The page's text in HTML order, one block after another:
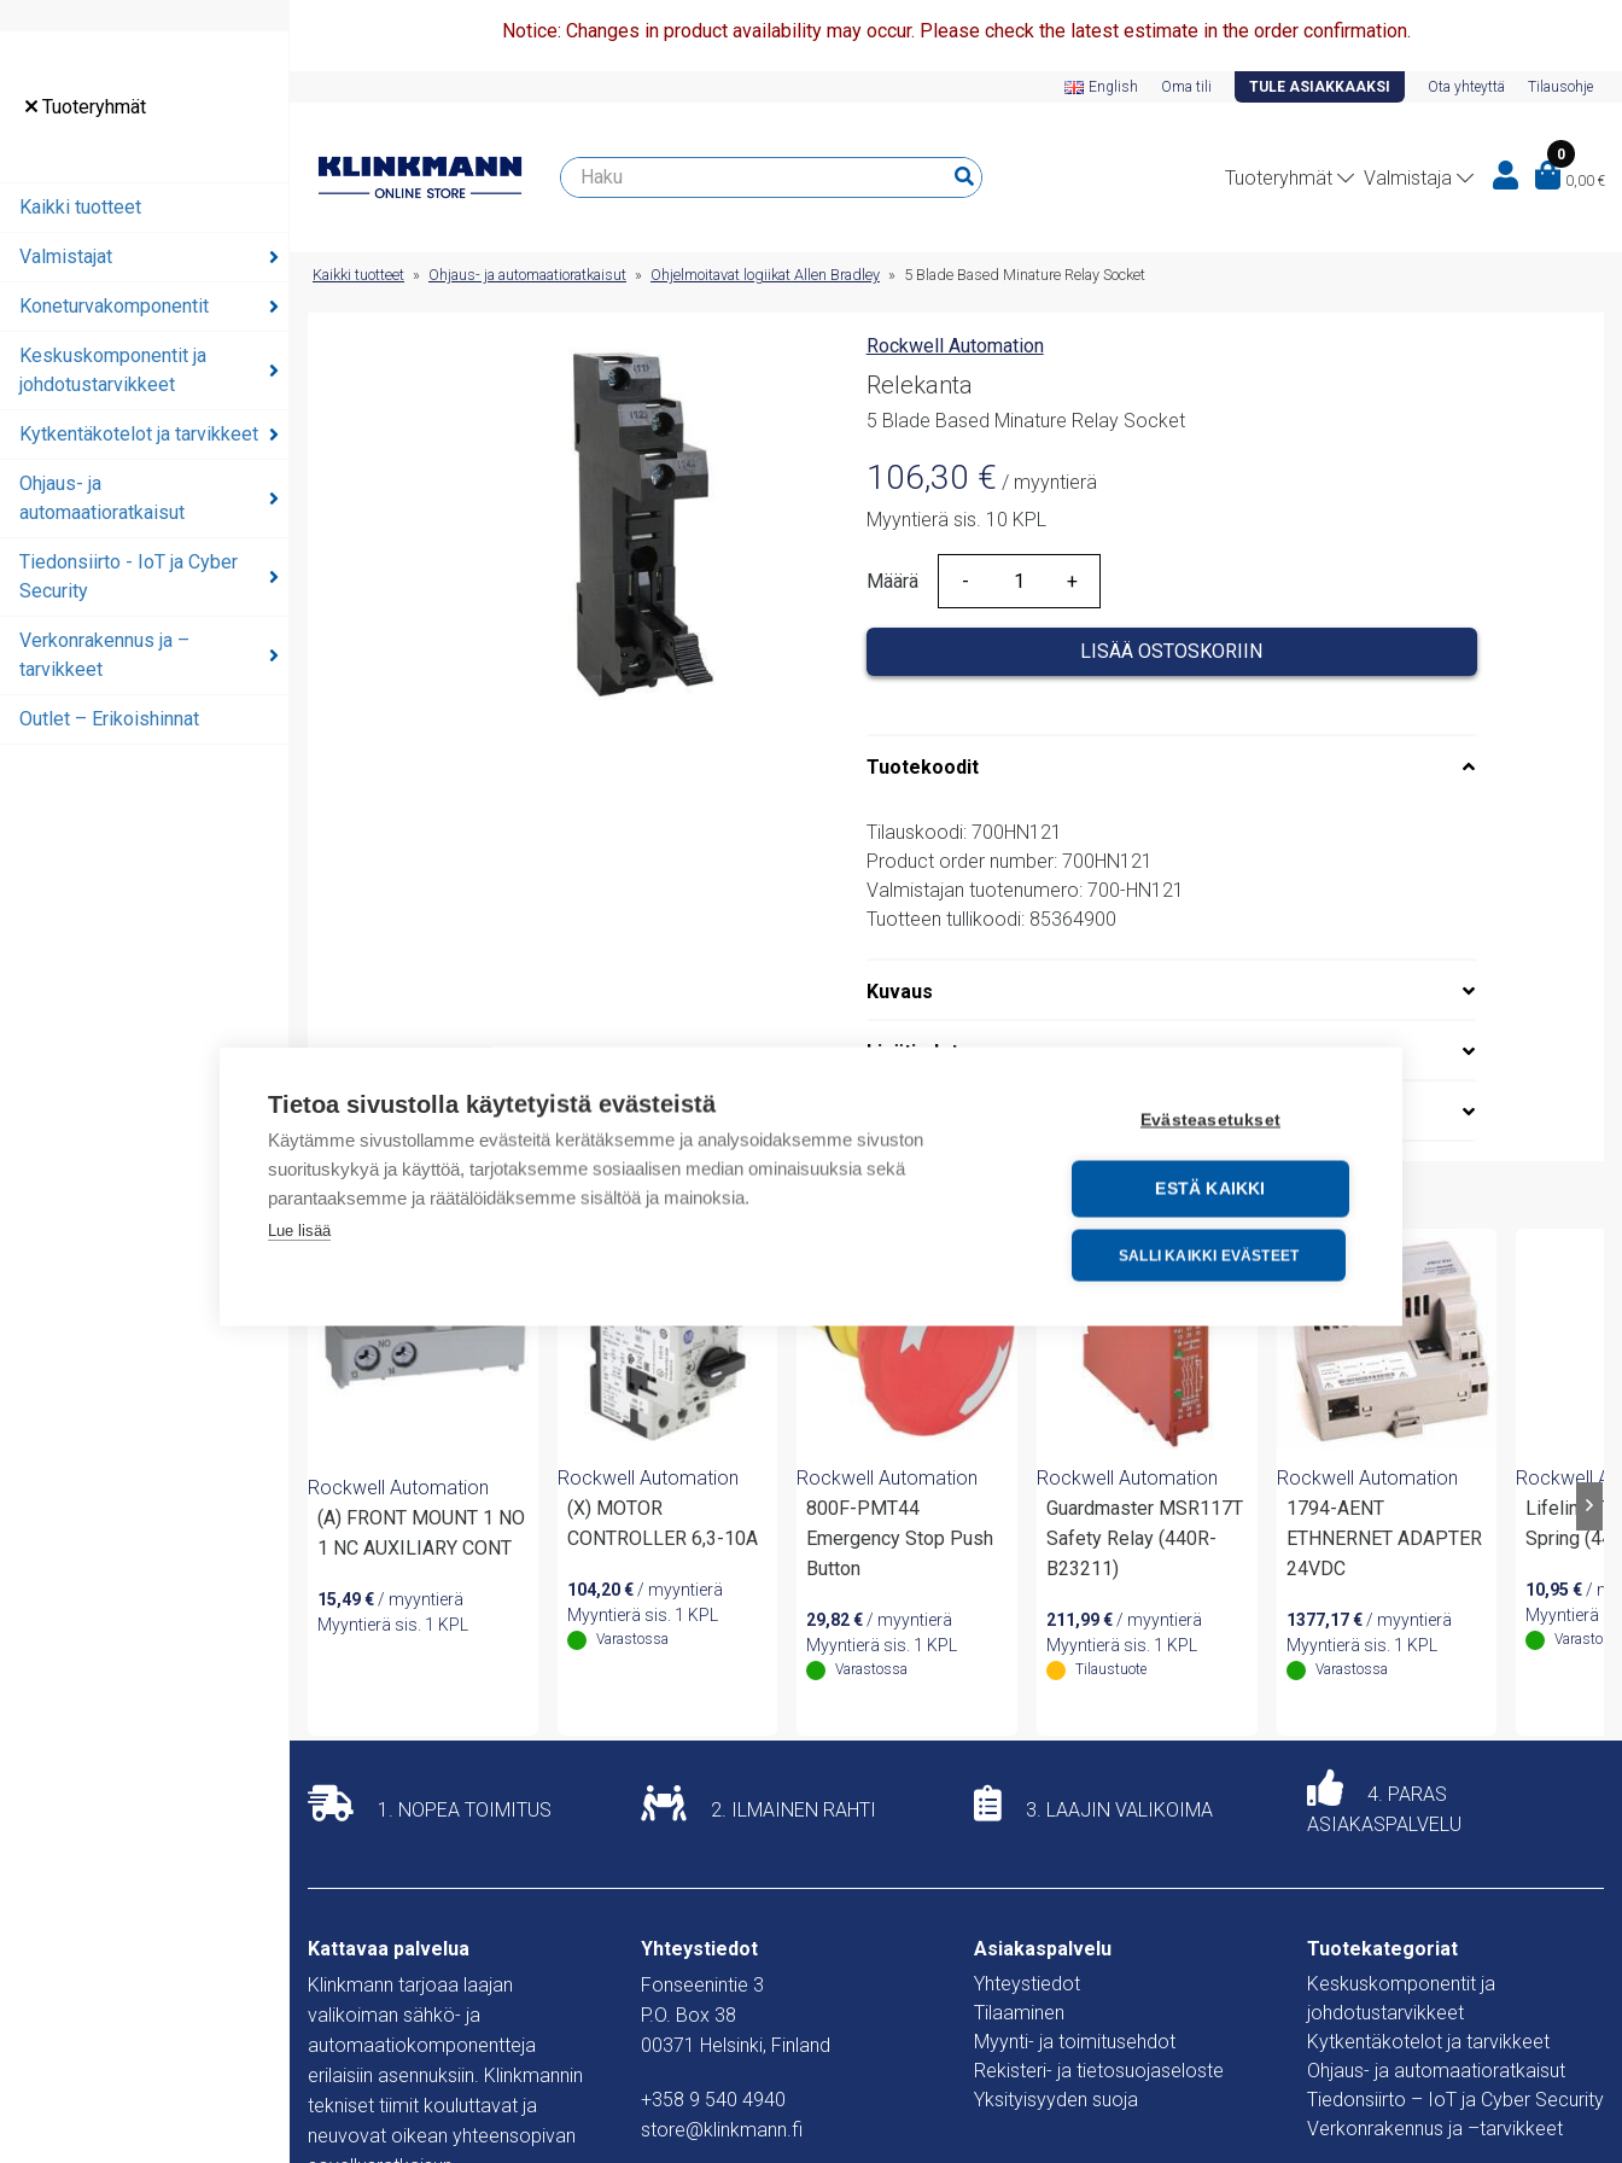
Tietoa sivustolla käytetyistä evästeistä
Käytämme sivustollamme evästeitä kerätäksemme ja analysoidaksemme sivuston
suorituskykyä ja käyttöä, tarjotaksemme sosiaalisen median ominaisuuksia sekä
parantaaksemme ja räätälöidäksemme sisältöä ja mainoksia.
Lue lisää
Evästeasetukset
ESTÄ KAIKKI
SALLI KAIKKI EVÄSTEET
Tuoteryhmät
Kaikki tuotteet
Valmistajat
Koneturvakomponentit
Keskuskomponentit ja
johdotustarvikkeet
Kytkentäkotelot ja tarvikkeet
Ohjaus- ja
automaatioratkaisut
Tiedonsiirto - IoT ja Cyber
Security
Verkonrakennus ja –
tarvikkeet
Outlet – Erikoishinnat
Notice: Changes in product availability may occur. Please check the latest estimate in the order confirmation.
English Oma tili TULE ASIAKKAAKSI Ota yhteyttä Tilausohje
Tuoteryhmät Valmistaja
0
0,00 €
Kaikki tuotteet » Ohjaus- ja automaatioratkaisut » Ohjelmoitavat logiikat Allen Bradley » 5 Blade Based Minature Relay Socket
Rockwell Automation
Relekanta
5 Blade Based Minature Relay Socket
106,30 € / myyntierä
Myyntierä sis. 10 KPL
Määrä
Määrä
LISÄÄ OSTOSKORIIN
Tuotekoodit
Tilauskoodi: 700HN121
Product order number: 700HN121
Valmistajan tuotenumero: 700-HN121
Tuotteen tullikoodi: 85364900
Kuvaus
Lisätiedot
Tuotteita samalta valmistajalta
Rockwell Automation
(A) FRONT MOUNT 1 NO
1 NC AUXILIARY CONT
15,49€ / myyntierä
Myyntierä sis. 1 KPL
Rockwell Automation
(X) MOTOR
CONTROLLER 6,3-10A
104,20€/ myyntierä
Myyntierä sis. 1 KPL
Varastossa
Rockwell Automation
800F-PMT44
Emergency Stop Push
Button
29,82€ / myyntierä
Myyntierä sis. 1 KPL
Varastossa
Rockwell Automation
Guardmaster MSR117T
Safety Relay (440R-
B23211)
211,99€ / myyntierä
Myyntierä sis. 1 KPL
Tilaustuote
Rockwell Automation
1794-AENT
ETHNERNET ADAPTER
24VDC
1377,17€/ myyntierä
Myyntierä sis. 1 KPL
Varastossa
Rockwell
Lifeline
Spring
10,95€ /
Myyntierä
1. NOPEA TOIMITUS 2. ILMAINEN RAHTI 3. LAAJIN VALIKOIMA
4. PARAS
ASIAKASPALVELU
Kattavaa palvelua
Klinkmann tarjoaa laajan
valikoiman sähkö- ja
automaatiokomponentteja
erilaisiin asennuksiin. Klinkmannin
tekniset tiimit kouluttavat ja
neuvovat oikean yhteensopivan
Yhteystiedot
Fonseenintie 3
P.O. Box 38
00371 Helsinki, Finland
+358 9 540 4940
store@klinkmann.fi
Asiakaspalvelu
Yhteystiedot
Tilaaminen
Myynti- ja toimitusehdot
Rekisteri- ja tietosuojaseloste
Yksityisyyden suoja
Tuotekategoriat
Keskuskomponentit ja
johdotustarvikkeet
Kytkentäkotelot ja tarvikkeet
Ohjaus- ja automaatioratkaisut
Tiedonsiirto – IoT ja Cyber Security
Verkonrakennus ja –tarvikkeet